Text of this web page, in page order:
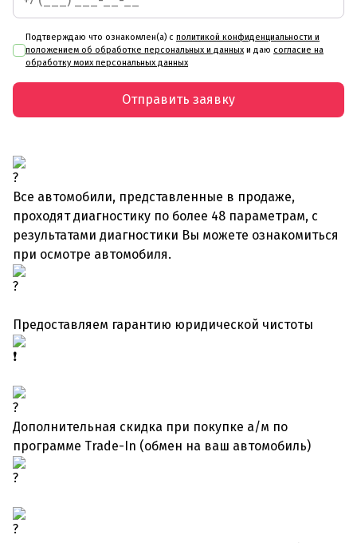
Подтверждаю что ознакомлен(а) с политикой конфиденциальности и
положением об обработке персональных и данных и даю согласие на
обработку моих персональных данных
Отправить заявку
Все автомобили, представленные в продаже,
проходят диагностику по более 48 параметрам, с
результатами диагностики Вы можете ознакомиться
при осмотре автомобиля.
Предоставляем гарантию юридической чистоты
Дополнительная скидка при покупке а/м по
программе Trade-In (обмен на ваш автомобиль)